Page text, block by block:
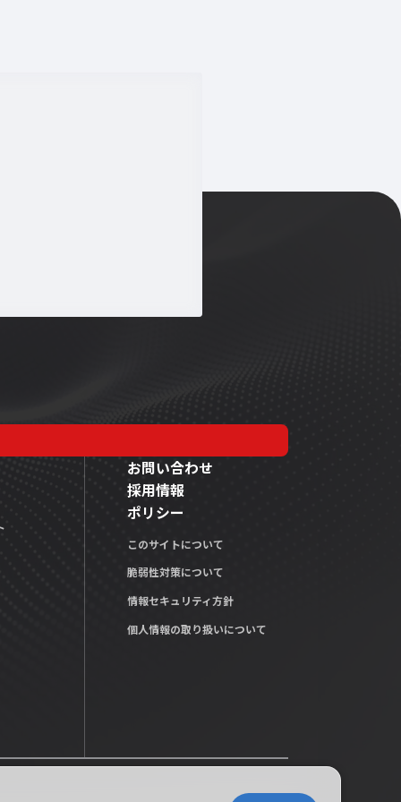
お問い合わせ
採用情報
ポリシー
このサイトについて
脆弱性対策について
情報セキュリティ方針
個人情報の取り扱いについて